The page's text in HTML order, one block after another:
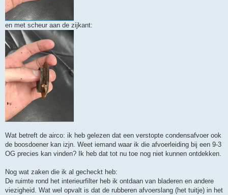
en met scheur aan de zijkant:
Wat betreft de airco: ik heb gelezen dat een verstopte condensafvoer ook
de boosdoener kan izjn. Weet iemand waar ik die afvoerleiding bij een 9-3
OG precies kan vinden? Ik heb dat tot nu toe nog niet kunnen ontdekken.
Nog wat zaken die ik al gecheckt heb:
De ruimte rond het interieurfilter heb ik ontdaan van bladeren en andere
viezigheid. Wat wel opvalt is dat de rubberen afvoerslang (het tuitje) in het